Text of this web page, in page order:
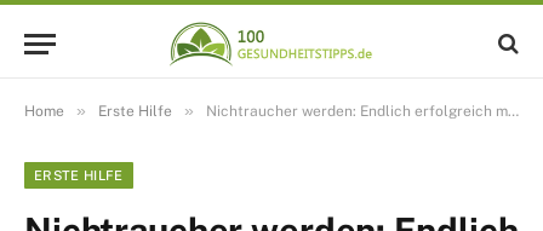
Home » Erste Hilfe » Nichtraucher werden: Endlich erfolgreich mit dem Rauchen aufhören!
ERSTE HILFE